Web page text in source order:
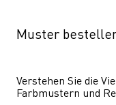
Muster
Verstehen Sie die
Farbmustern und